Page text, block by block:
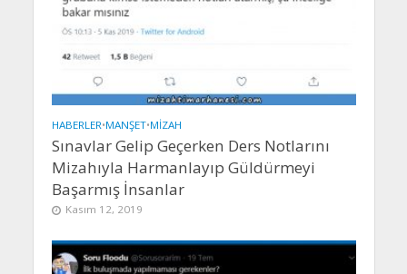
HABERLER•MANŞET•MIZAH
Sınavlar Gelip Geçerken Ders Notlarını
Mizahıyla Harmanlayıp Güldürmeyi
Başarmış İnsanlar
Kasım 12, 2019